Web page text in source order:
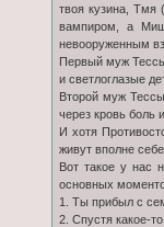
твоя кузина,
вампиром, а
невооруженным
Первый муж
и светлоглазые
Второй муж
через кровь боль
И хотя
живут вполне
Вот такое у нас
основных
1. Ты прибыл с
2. Спустя какое-